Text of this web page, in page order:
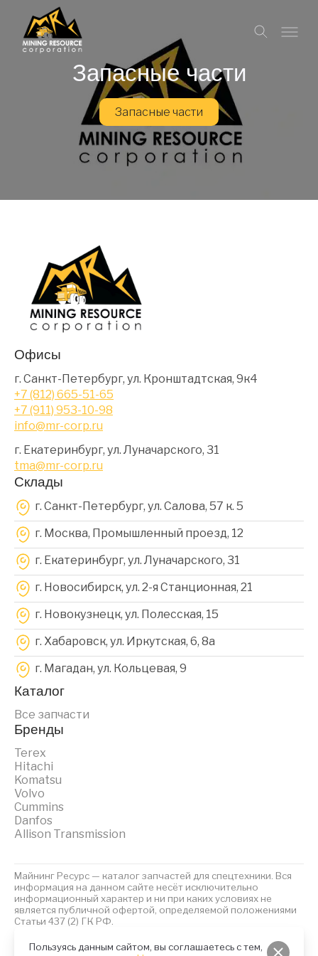
Пользуясь данным сайтом, вы соглашаетесь с тем,
Запасные части
Запасные части
Офисы
г. Санкт-Петербург, ул. Кронштадтская, 9к4
+7 (812) 665-51-65
+7 (911) 953-10-98
info@mr-corp.ru
г. Екатеринбург, ул. Луначарского, 31
tma@mr-corp.ru
Склады
г. Санкт-Петербург, ул. Салова, 57 к. 5
г. Москва, Промышленный проезд, 12
г. Екатеринбург, ул. Луначарского, 31
г. Новосибирск, ул. 2-я Станционная, 21
г. Новокузнецк, ул. Полесская, 15
г. Хабаровск, ул. Иркутская, 6, 8a
г. Магадан, ул. Кольцевая, 9
Каталог
Все запчасти
Бренды
Terex
Hitachi
Komatsu
Volvo
Cummins
Danfos
Allison Transmission
Майнинг Ресурс — каталог запчастей для спецтехники. Вся
информация на данном сайте несёт исключительно
информационный характер и ни при каких условиях не
является публичной офертой, определяемой положениями
Статьи 437 (2) ГК РФ.
Политика обработки персональных данныхФайлы Cookies